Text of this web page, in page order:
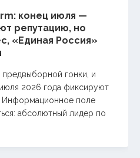
конец июля —
репутацию, но
«Единая Россия»
гонки, и
2026 года фиксируют
Информационное поле
абсолютный лидер по